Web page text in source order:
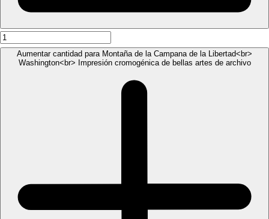
Aumentar cantidad para Montaña de la Campana de la Libertad<br>
Washington<br> Impresión cromogénica de bellas artes de archivo